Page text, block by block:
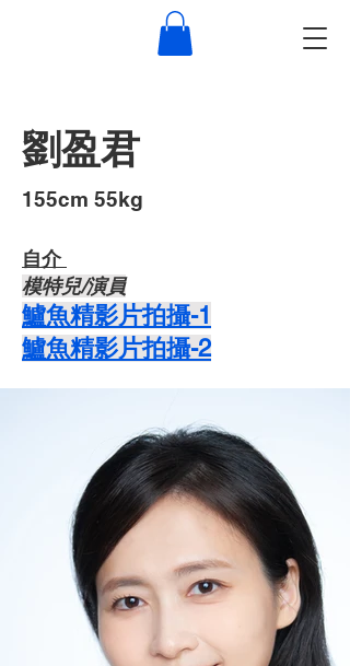
劉盈君
155cm 55kg
自介 ​
​模特兒/演員
​​鱸魚精影片拍攝-1
​​鱸魚精影片拍攝-2